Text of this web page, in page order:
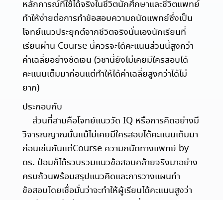
หลักการณ์ที่ใช้ได้จริงในชีวิตนักศึกษาและชีวิตแพทย์
ทำให้ง่ายต่อการทำข้อสอบความถนัดแพทย์ซึ่งเป็น
โจทย์แนวประยุกต์จากชีวิตจริงนั่นเองนักเรียนที่
เรียนผ่าน Course นี้ควรจะได้คะแนนส่วนนี้สูงกว่า
ค่าเฉลี่ยอย่างชัดเจน (วิชานี้ยังไม่เคยมีใครสอบได้
คะแนนเต็มมาก่อนแต่ทำให้ได้ค่าเฉลี่ยสูงกว่าได้ไม่
ยาก)
ประกอบกับ
ส่วนที่สามคือโจทย์แนววัด IQ หรือการคิดอย่างมี
วิจารณญาณนั้นแม้ไม่เคยมีใครสอบได้คะแนนเต็มมา
ก่อนเช่นกันแต่Course ความถนัดทางแพทย์ by
ดร. ป๋อมก็ได้รวบรวมแนวข้อสอบคล้ายจริงมาอย่าง
ครบถ้วนพร้อมสรุปแนวคิดและการวางแผนทำ
ข้อสอบโดยเชื่อมั่นว่าจะทำให้ผู้เรียนได้คะแนนสูงว่า